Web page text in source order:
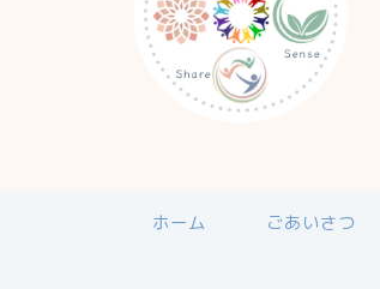
ホーム ごあいさつ